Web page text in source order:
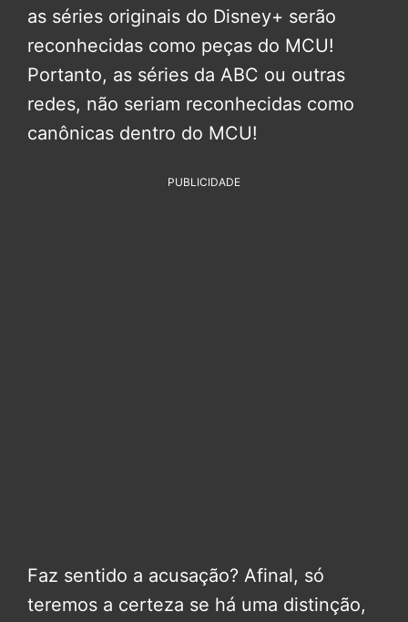
as séries originais do Disney+ serão
reconhecidas como peças do MCU!
Portanto, as séries da ABC ou outras
redes, não seriam reconhecidas como
canônicas dentro do MCU!
PUBLICIDADE
Faz sentido a acusação? Afinal, só
teremos a certeza se há uma distinção,